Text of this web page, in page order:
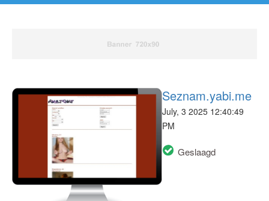
Seznam.yabi.me
July, 3 2025 12:40:49
PM
Geslaagd